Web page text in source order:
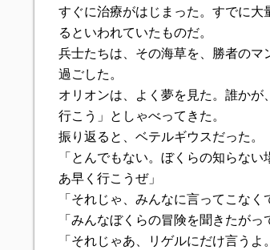
すぐに治療がはじまった。すでに
るといわれていたものだ。
兵士たちは、その海草を、勝者の
過ごした。
オリオンは、よく夢を見た。誰か
行こう」としゃべってきた。
振り返ると、ベテルギウスだった。
「とんでもない。ぼくらの知らな
あ早く行こうぜ」
「それじゃ、みんなに言ってこなく
「みんなぼくらの冒険を聞きたがっ
「それじゃあ、リゲルにだけ言うよ